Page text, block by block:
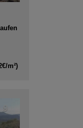
m²)
9